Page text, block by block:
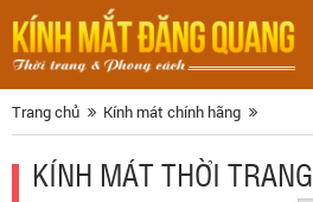
Trang chủ Kính mát chính hãng
KÍNH MÁT THỜI TRANG